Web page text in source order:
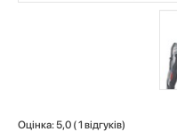
Оцінка: 5,0 (1 відгуків)